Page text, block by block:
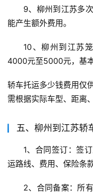
9、柳州到江苏多
能产生额外费用。
10、柳州到江苏
4000元至5000元，基
轿车托运多少钱费用仅
需根据实际车型、距离
五、柳州到江苏轿
1、合同签订：签
运路线、费用、保险条
2、合同备案：所